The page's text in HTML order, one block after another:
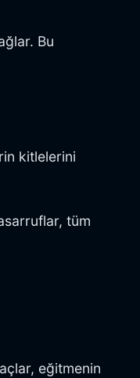
Bu
kitlelerini
tüm
eğitmenin